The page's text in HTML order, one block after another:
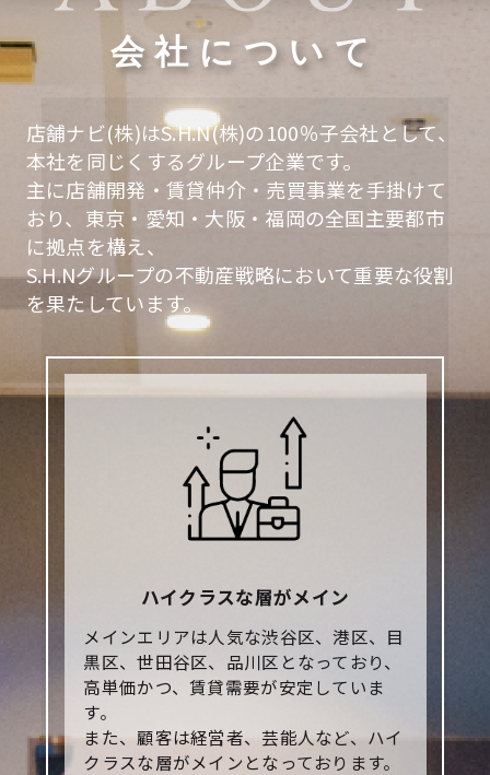
会社について
店舗ナビ(株)はS.H.N(株)の100％子会社として、
本社を同じくするグループ企業です。
主に店舗開発・賃貸仲介・売買事業を手掛けて
おり、東京・愛知・大阪・福岡の全国主要都市
に拠点を構え、
S.H.Nグループの不動産戦略において重要な役割
を果たしています。
ハイクラスな層がメイン
メインエリアは人気な渋谷区、港区、目
黒区、世田谷区、品川区となっており、
高単価かつ、賃貸需要が安定していま
す。
また、顧客は経営者、芸能人など、ハイ
クラスな層がメインとなっております。